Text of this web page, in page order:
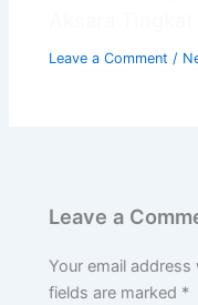
Leave a Comment /
Leave a
Your email
fields are marked *